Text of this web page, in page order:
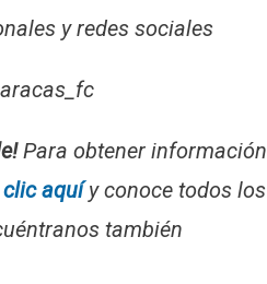
y redes sociales
Para obtener información
clic aquíy conoce todos los
también